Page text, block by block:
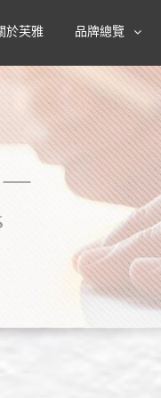
於芙雅 品牌總覽